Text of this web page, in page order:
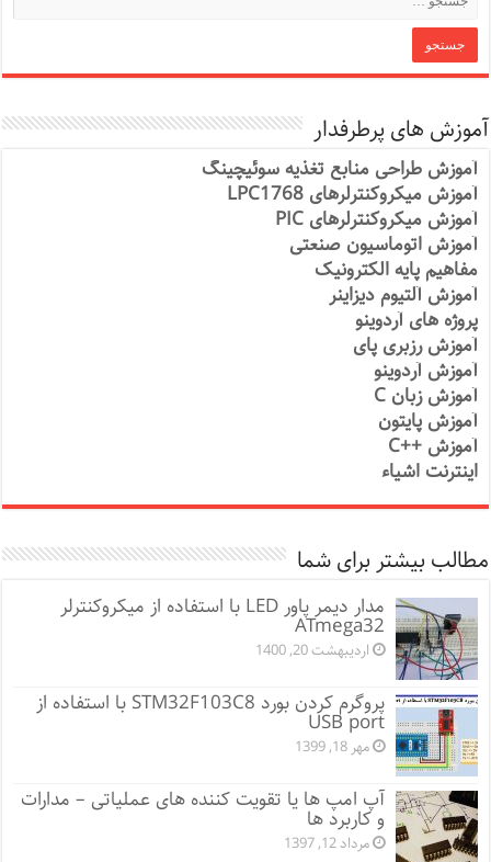
آموزش های پرطرفدار
آموزش طراحی منابع تغذیه سوئیچینگ
آموزش میکروکنترلرهای LPC1768
آموزش میکروکنترلرهای PIC
آموزش اتوماسیون صنعتی
مفاهیم پایه الکترونیک
آموزش آلتیوم دیزاینر
پروژه های آردوینو
آموزش رزبری پای
آموزش آردوینو
آموزش زبان C
آموزش پایتون
آموزش ++C
اینترنت اشیاء
مطالب بیشتر برای شما
مدار دیمر پاور LED با استفاده از میکروکنترلر
ATmega32
اردیبهشت 20, 1400
پروگرم کردن بورد STM32F103C8 با استفاده از
USB port
مهر 18, 1399
آپ امپ ها یا تقویت کننده های عملیاتی – مدارات
و کاربرد ها
مرداد 12, 1397